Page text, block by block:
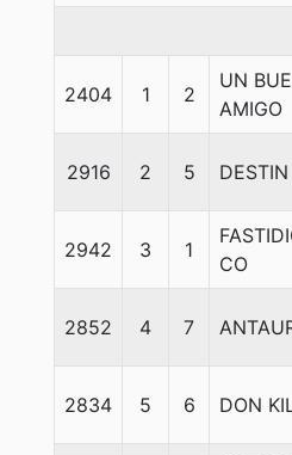
2404 1 2
UN
AMIGO
2916 2 5 DESTIN
2942 3 1
CO
2852 4 7
2834 5 6 DON